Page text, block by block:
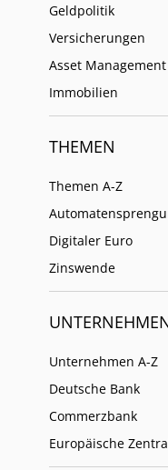
Geldpolitik
Versicherungen
Asset Management
Immobilien
THEMEN
Themen A-Z
Digitaler Euro
Zinswende
Unternehmen A-Z
Deutsche Bank
Commerzbank
Europäische